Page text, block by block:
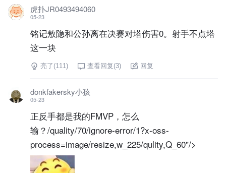
虎扑JR0493494060
05-23
铭记敖隐和公孙离在决赛对塔伤害0。射手不点塔
这一块
亮了(111) 查看回复(3) 回复
donkfakersky小孩
05-23
正反手都是我的FMVP，怎么
输？/quality/70/ignore-error/1?x-oss-
process=image/resize,w_225/qulity,Q_60"/>